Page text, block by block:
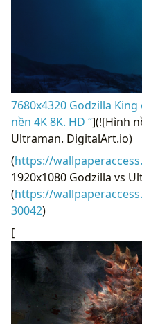
7680x4320 Godzilla
nền 4K 8K. HD “](![Hình
Ultraman. DigitalArt.io)
(https://
1920x1080 Godzilla vs
(https://
30042)
[